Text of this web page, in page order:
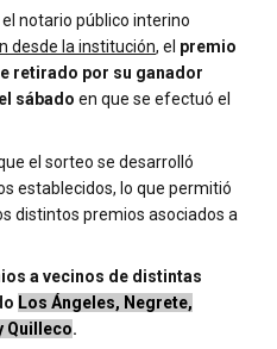
notario público interino
desde la institución, el premio
retirado por su ganador
sábado en que se efectuó el
el sorteo se desarrolló
establecidos, lo que permitió
distintos premios asociados a
a vecinos de distintas
Los Ángeles, Negrete,
Quilleco.